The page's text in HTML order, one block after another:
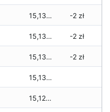
15,135 zł -2 zł
15,135 zł -2 zł
15,135 zł -2 zł
15,135 zł
15,125 zł